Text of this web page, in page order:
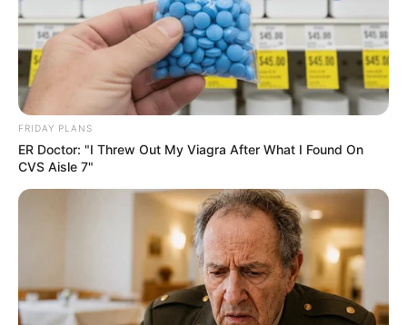
FRIDAY PLANS
ER Doctor: "I Threw Out My Viagra After What I Found On
CVS Aisle 7"